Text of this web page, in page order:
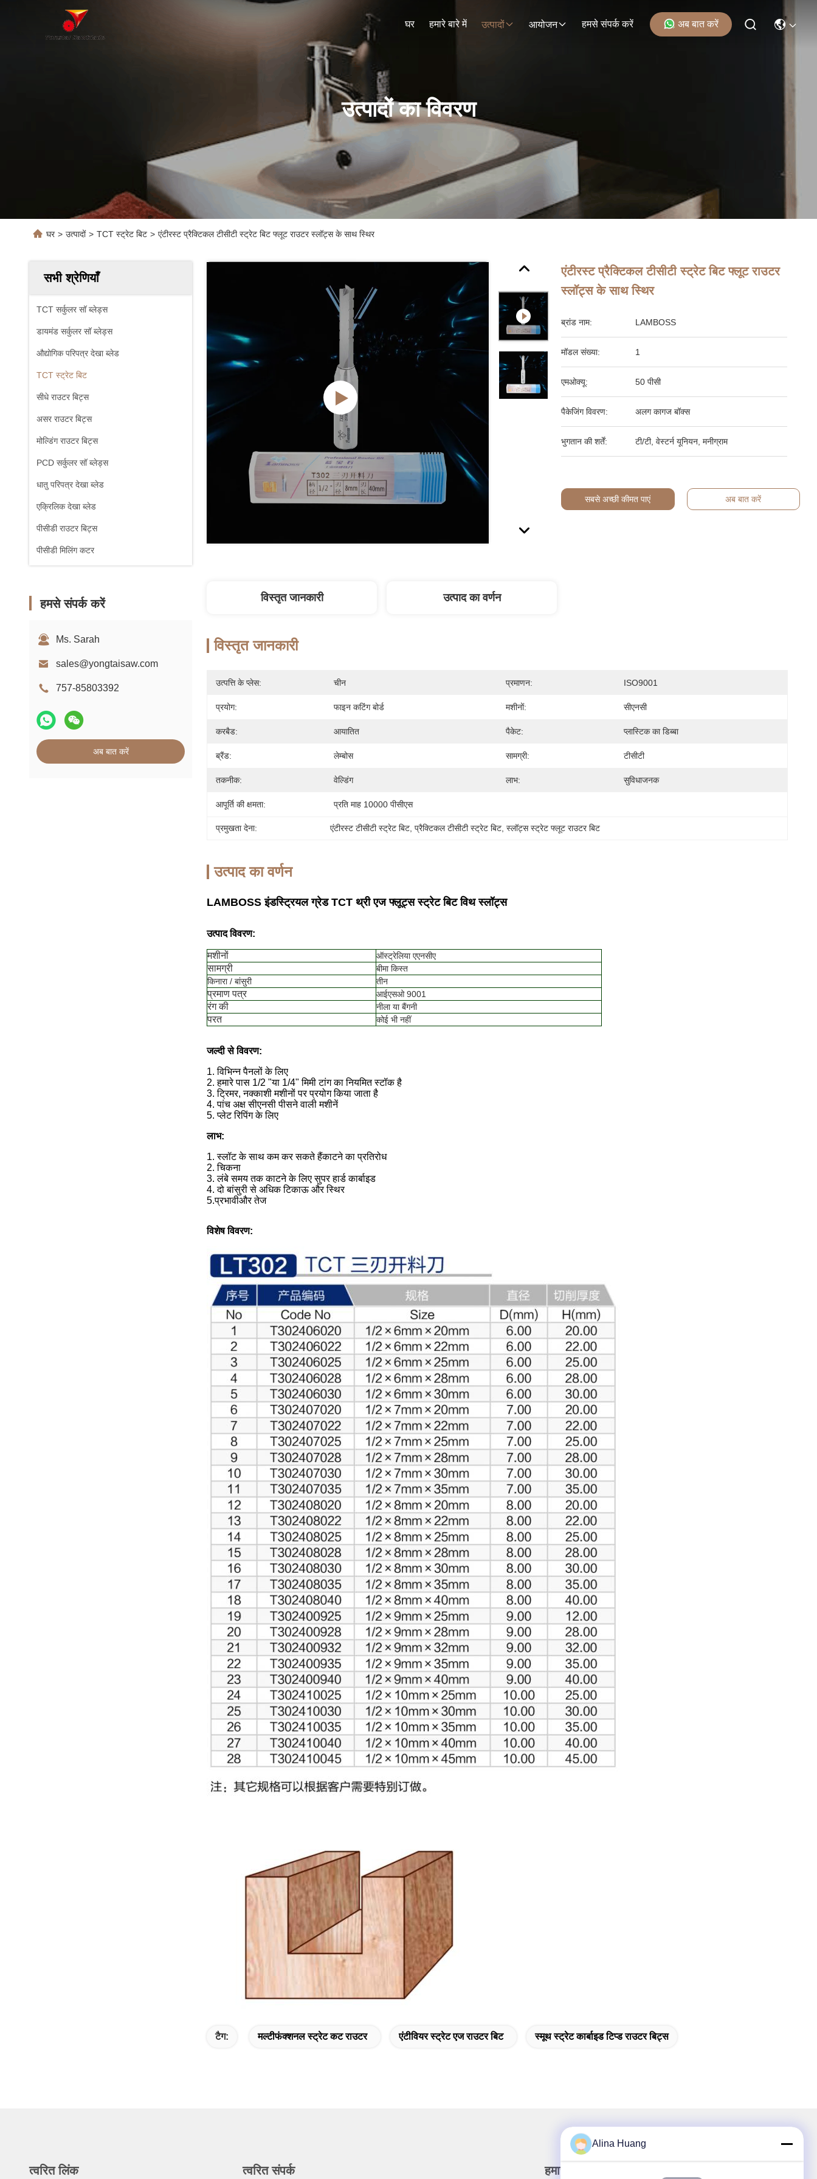
घर हमारे बारे में उत्पादों आयोजन हमसे संपर्क करें अब बात करें
उत्पादों का विवरण
घर > उत्पादों > TCT स्ट्रेट बिट > एंटीरस्ट प्रैक्टिकल टीसीटी स्ट्रेट बिट फ्लूट राउटर स्लॉट्स के साथ स्थिर
सभी श्रेणियाँ
TCT सर्कुलर सॉ ब्लेड्स
डायमंड सर्कुलर सॉ ब्लेड्स
औद्योगिक परिपत्र देखा ब्लेड
TCT स्ट्रेट बिट
सीधे राउटर बिट्स
असर राउटर बिट्स
मोल्डिंग राउटर बिट्स
PCD सर्कुलर सॉ ब्लेड्स
धातु परिपत्र देखा ब्लेड
एक्रिलिक देखा ब्लेड
पीसीडी राउटर बिट्स
पीसीडी मिलिंग कटर
हमसे संपर्क करें
Ms. Sarah
sales@yongtaisaw.com
757-85803392
अब बात करें
एंटीरस्ट प्रैक्टिकल टीसीटी स्ट्रेट बिट फ्लूट राउटर
स्लॉट्स के साथ स्थिर
ब्रांड नाम: LAMBOSS
मॉडल संख्या: 1
एमओक्यू: 50 पीसी
पैकेजिंग विवरण: अलग कागज बॉक्स
भुगतान की शर्तें: टी/टी, वेस्टर्न यूनियन, मनीग्राम
सबसे अच्छी कीमत पाएं अब बात करें
विस्तृत जानकारी उत्पाद का वर्णन
विस्तृत जानकारी
उत्पत्ति के प्लेस: चीन प्रमाणन: ISO9001
प्रयोग: फाइन कटिंग बोर्ड मशीनों: सीएनसी
करबैड: आयातित पैकेट: प्लास्टिक का डिब्बा
ब्रैंड: लेम्बोस सामग्री: टीसीटी
तकनीक: वेल्डिंग लाभ: सुविधाजनक
आपूर्ति की क्षमता: प्रति माह 10000 पीसीएस
प्रमुखता देना: एंटीरस्ट टीसीटी स्ट्रेट बिट , प्रैक्टिकल टीसीटी स्ट्रेट बिट , स्लॉट्स स्ट्रेट फ्लूट राउटर बिट
उत्पाद का वर्णन
LAMBOSS इंडस्ट्रियल ग्रेड TCT थ्री एज फ्लूट्स स्ट्रेट बिट विथ स्लॉट्स
उत्पाद विवरण:
मशीनों ऑस्ट्रेलिया एएनसीए
सामग्री
बीमा किस्त
किनारा / बांसुरी
तीन
प्रमाण पत्र आईएसओ 9001
रंग की नीला या बैंगनी
परत कोई भी नहीं
जल्दी से विवरण:
1. विभिन्न पैनलों के लिए
2. हमारे पास 1/2 "या 1/4" मिमी टांग का नियमित स्टॉक है
3. ट्रिमर, नक्काशी मशीनों पर प्रयोग किया जाता है
4. पांच अक्ष सीएनसी पीसने वाली मशीनें
5. प्लेट रिपिंग के लिए
लाभ:
1. स्लॉट के साथ कम कर सकते हैंकाटने का प्रतिरोध
2. चिकना
3. लंबे समय तक काटने के लिए सुपर हार्ड कार्बाइड
4. दो बांसुरी से अधिक टिकाऊ और स्थिर
5.प्रभावीऔर तेज
विशेष विवरण:
टैग: मल्टीफंक्शनल स्ट्रेट कट राउटर एंटीवियर स्ट्रेट एज राउटर बिट स्मूथ स्ट्रेट कार्बाइड टिप्ड राउटर बिट्स
त्वरित लिंक त्वरित संपर्क हमारा समाचार पत्र
Alina Huang